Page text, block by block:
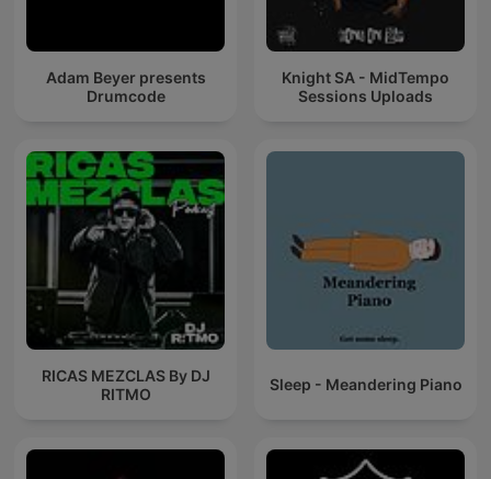
Adam Beyer presents
Drumcode
Knight SA - MidTempo
Sessions Uploads
RICAS MEZCLAS By DJ
RITMO
Sleep - Meandering Piano